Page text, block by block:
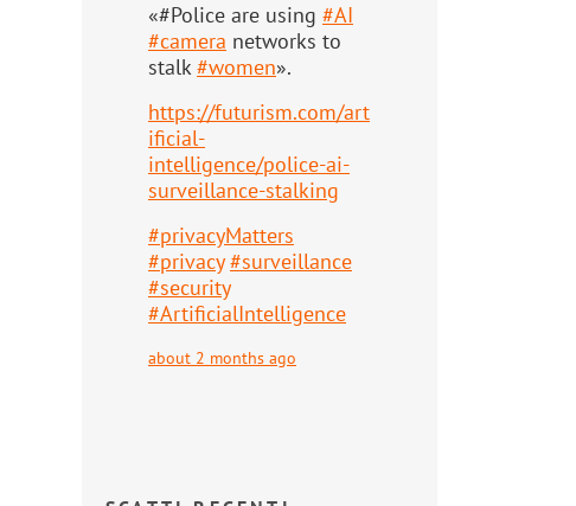
«#Police are using #AI
#camera networks to
stalk#women».
https://futurism.com/art
ificial-
intelligence/police-ai-
surveillance-stalking
#privacyMatters
#privacy #surveillance
#security
#ArtificialIntelligence
about 2 months ago